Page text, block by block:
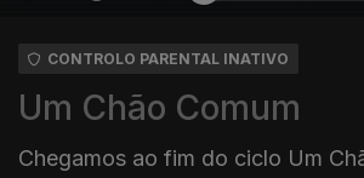
CONTROLO PARENTAL INATIVO
Um Chão Comum
Chegamos ao fim do ciclo Um